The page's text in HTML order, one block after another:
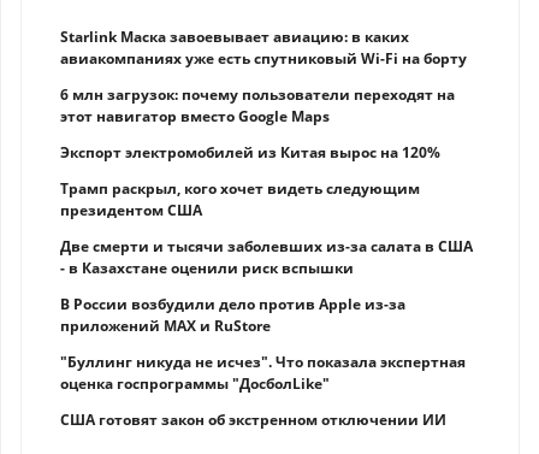
Starlink Маска завоевывает авиацию: в каких
авиакомпаниях уже есть спутниковый Wi-Fi на борту
6 млн загрузок: почему пользователи переходят на
этот навигатор вместо Google Maps
Экспорт электромобилей из Китая вырос на 120%
Трамп раскрыл, кого хочет видеть следующим
президентом США
Две смерти и тысячи заболевших из-за салата в США
- в Казахстане оценили риск вспышки
В России возбудили дело против Apple из-за
приложений MAX и RuStore
"Буллинг никуда не исчез". Что показала экспертная
оценка госпрограммы "ДосболLike"
США готовят закон об экстренном отключении ИИ